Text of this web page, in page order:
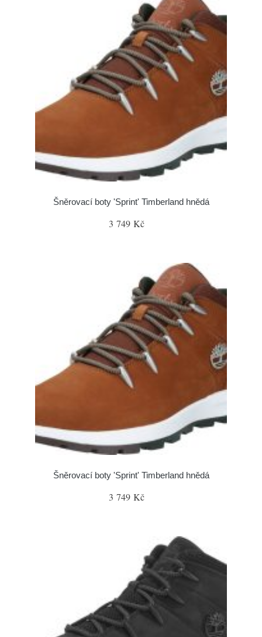
Šněrovací boty 'Sprint' Timberland hnědá
3 749 Kč
Šněrovací boty 'Sprint' Timberland hnědá
3 749 Kč